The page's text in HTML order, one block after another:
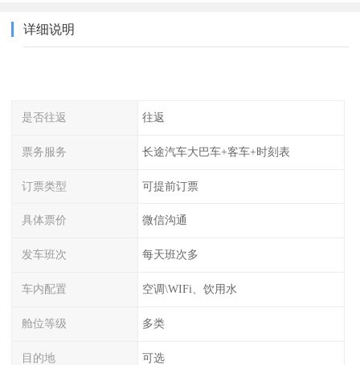
详细说明
是否往返 往返
票务服务 长途汽车大巴车+客车+时刻表
订票类型 可提前订票
具体票价 微信沟通
发车班次 每天班次多
车内配置 空调\WIFi、饮用水
舱位等级 多类
目的地 可选